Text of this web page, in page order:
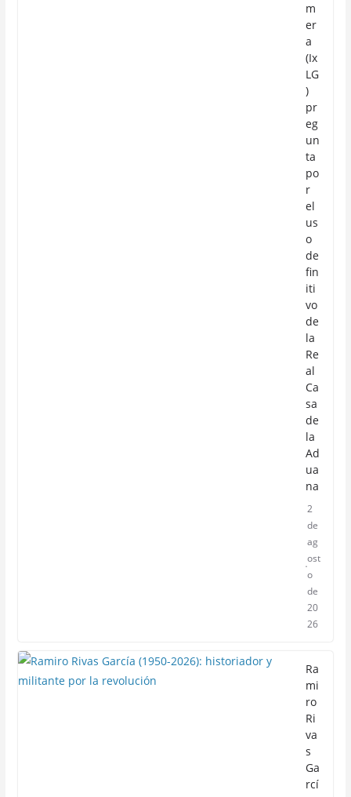
m
er
a
(Ix
LG
)
pr
eg
un
ta
po
r
el
us
o
de
fin
iti
vo
de
la
Re
al
Ca
sa
de
la
Ad
ua
na
2
de
ag
ost
o
de
20
26
Ra
mi
ro
Ri
va
s
Ga
rcí